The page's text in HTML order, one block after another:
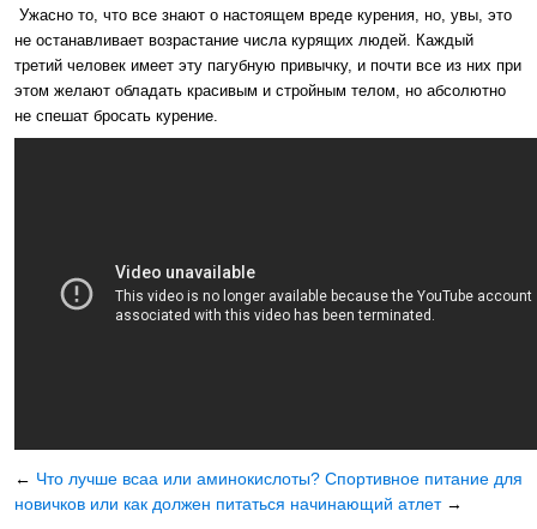
Ужасно то, что все знают о настоящем вреде курения, но, увы, это
не останавливает возрастание числа курящих людей. Каждый
третий человек имеет эту пагубную привычку, и почти все из них при
этом желают обладать красивым и стройным телом, но абсолютно
не спешат бросать курение.
← Что лучше всаа или аминокислоты? Спортивное питание для
новичков или как должен питаться начинающий атлет→